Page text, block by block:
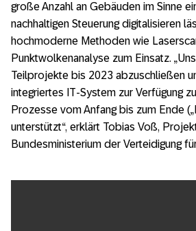
große Anzahl an Gebäuden im Sinne
nachhaltigen Steuerung digitalisieren
hochmoderne Methoden wie
Punktwolkenanalyse zum Einsatz.
Teilprojekte bis 2023 abzuschließen
integriertes IT-System zur Verfügung
Prozesse vom Anfang bis zum Ende
unterstützt“, erklärt Tobias Voß,
Bundesministerium der Verteidigung